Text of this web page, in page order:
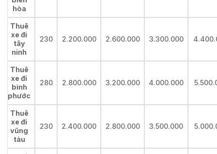
hòa
Thuê
xe đi
tây
ninh
230 2.200.000 2.600.000 3.300.000
Thuê
xe đi
bình
phước
280 2.800.000 3.200.000 4.000.000
Thuê
xe đi
vũng
tàu
230 2.400.000 2.800.000 3.500.000